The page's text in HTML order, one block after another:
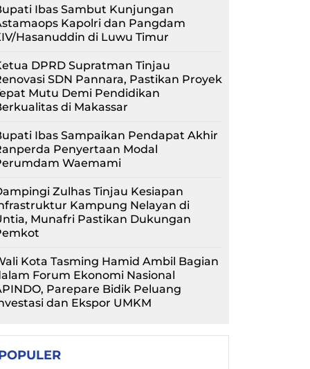
Ibas Sambut Kunjungan
Kapolri dan Pangdam
Hasanuddin di Luwu Timur
DPRD Supratman Tinjau
SDN Pannara, Pastikan Proyek
Mutu Demi Pendidikan
di Makassar
Ibas Sampaikan Pendapat Akhir
Penyertaan Modal
Waemami
Zulhas Tinjau Kesiapan
Kampung Nelayan di
Munafri Pastikan Dukungan
Kota Tasming Hamid Ambil Bagian
Forum Ekonomi Nasional
Parepare Bidik Peluang
dan Ekspor UMKM